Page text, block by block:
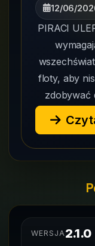
12/06/
PIRACI
floty, aby
zdobywać
Brak
WERSJA2.1.0